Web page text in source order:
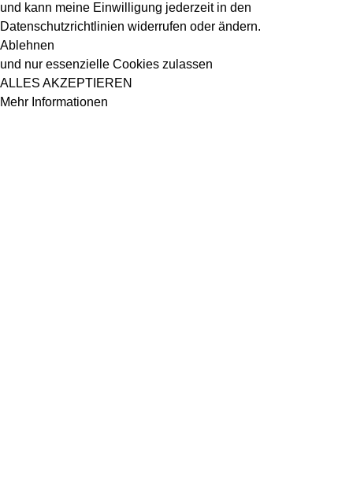
und kann meine Einwilligung jederzeit in den
Datenschutzrichtlinien widerrufen oder ändern.
Ablehnen
und nur essenzielle Cookies zulassen
ALLES AKZEPTIEREN
Mehr Informationen